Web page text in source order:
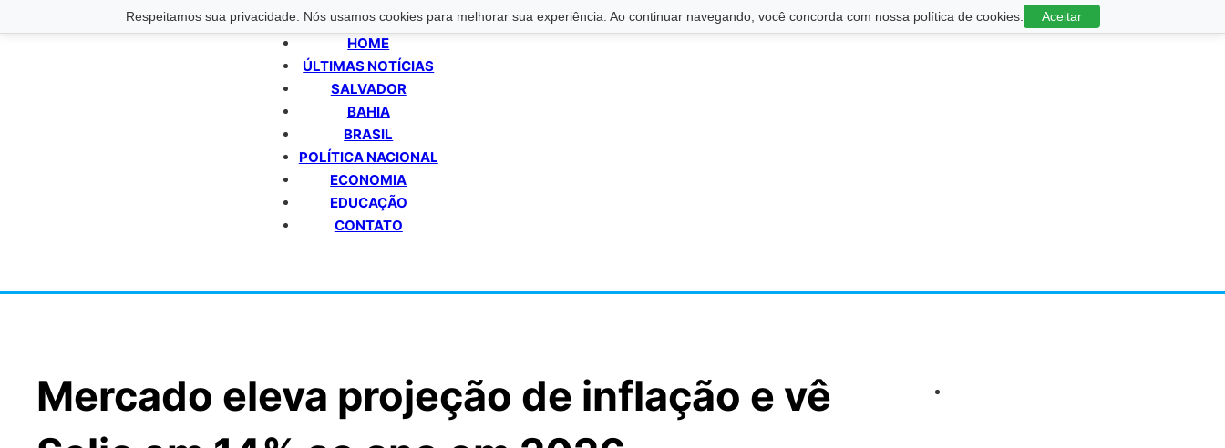
Respeitamos sua privacidade. Nós usamos cookies para melhorar sua experiência. Ao continuar navegando, você concorda com nossa política de cookies. Aceitar
HOME
ÚLTIMAS NOTÍCIAS
SALVADOR
BAHIA
BRASIL
POLÍTICA NACIONAL
ECONOMIA
EDUCAÇÃO
CONTATO
Mercado eleva projeção de inflação e vê